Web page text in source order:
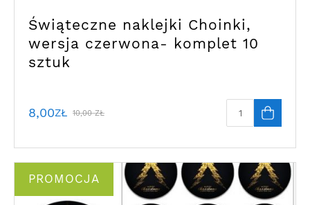
Świąteczne naklejki Choinki,
wersja czerwona- komplet 10
sztuk
8,00ZŁ 10,00ZŁ
PROMOCJA